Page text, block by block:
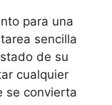
para una
sencilla
de su
cualquier
se convierta